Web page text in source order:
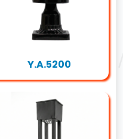
Y.A.5200